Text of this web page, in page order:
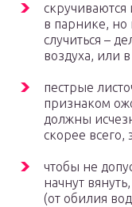
скручиваются
в парнике, но
случиться –
воздуха, или
пестрые
признаком
должны
скорее всего,
чтобы не
начнут
(от обилия